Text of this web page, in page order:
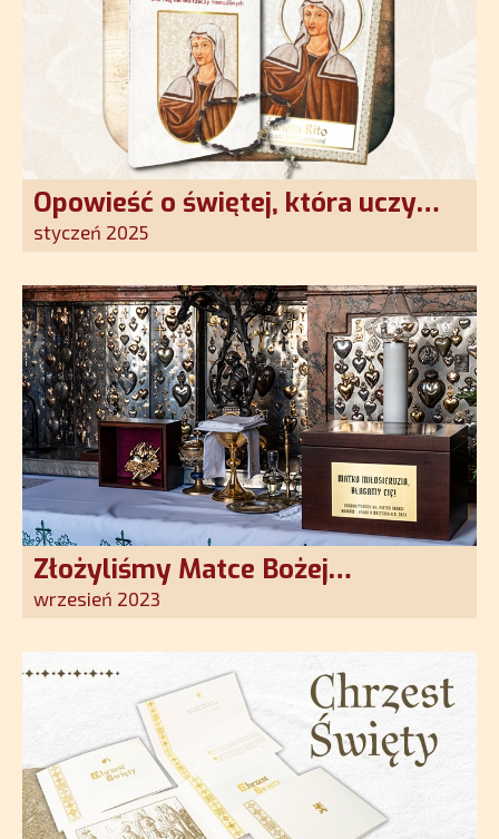
Opowieść o świętej, która uczy
szczerego oddania się Bogu.
nadziei w XXI wieku
styczeń 2025
Złożyliśmy Matce Bożej
Ostrobramskiej pozłacane wotum
wrzesień 2023